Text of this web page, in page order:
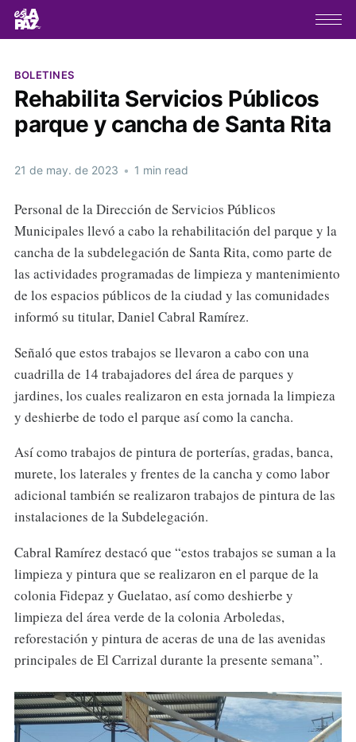
BOLETINES
Rehabilita Servicios Públicos
parque y cancha de Santa Rita
21 de may. de 2023 • 1 min read
Personal de la Dirección de Servicios Públicos
Municipales llevó a cabo la rehabilitación del parque y la
cancha de la subdelegación de Santa Rita, como parte de
las actividades programadas de limpieza y mantenimiento
de los espacios públicos de la ciudad y las comunidades
informó su titular, Daniel Cabral Ramírez.
Señaló que estos trabajos se llevaron a cabo con una
cuadrilla de 14 trabajadores del área de parques y
jardines, los cuales realizaron en esta jornada la limpieza
y deshierbe de todo el parque así como la cancha.
Así como trabajos de pintura de porterías, gradas, banca,
murete, los laterales y frentes de la cancha y como labor
adicional también se realizaron trabajos de pintura de las
instalaciones de la Subdelegación.
Cabral Ramírez destacó que “estos trabajos se suman a la
limpieza y pintura que se realizaron en el parque de la
colonia Fidepaz y Guelatao, así como deshierbe y
limpieza del área verde de la colonia Arboledas,
reforestación y pintura de aceras de una de las avenidas
principales de El Carrizal durante la presente semana”.